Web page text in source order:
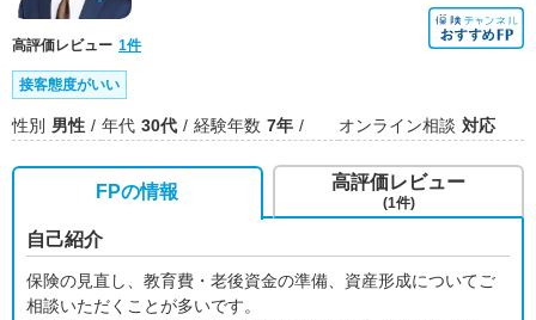
高評価レビュー 1件
接客態度がいい
性別 男性 年代 30代 経験年数 7年 オンライン相談 対応
FPの情報
自己紹介
保険の見直し、教育費・老後資金の準備、資産形成についてご
相談いただくことが多いです。
高評価レビュー
(1件)